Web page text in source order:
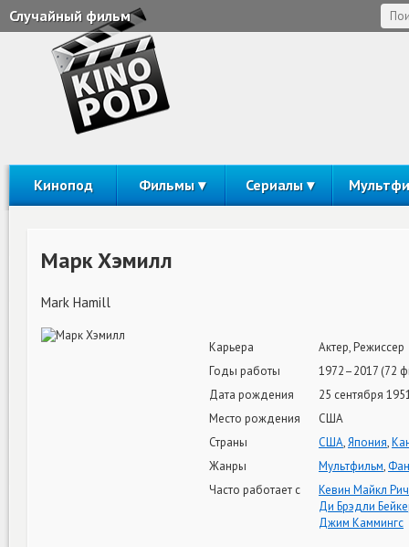
Случайный фильм
Кинопод Фильмы Сериалы
Марк Хэмилл
Mark Hamill
Карьера
Актер, Режиссер
Годы работы
1972–2017 (72
Дата рождения
25 сентября
Место рождения
США
Страны
США,Япония,
Жанры
Мультфильм,
Часто работает с
Кевин Майкл
Ди Брэдли
Джим Каммингс